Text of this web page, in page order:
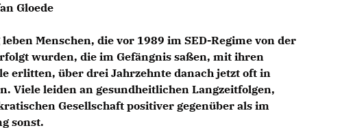
Gloede
Menschen, die vor 1989 im SED-Regime von der
wurden, die im Gefängnis saßen, mit ihren
erlitten, über drei Jahrzehnte danach jetzt oft in
Viele leiden an gesundheitlichen Langzeitfolgen,
Gesellschaft positiver gegenüber als im
sonst.